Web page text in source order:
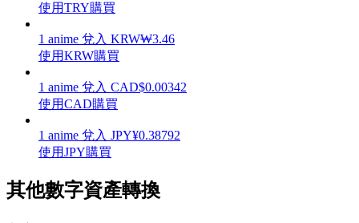
機槍池
一鍵質押鎖定高收益
使用TRY購買
1 anime 兌入 KRW₩3.46
使用KRW購買
1 anime 兌入 CAD$0.00342
使用CAD購買
1 anime 兌入 JPY¥0.38792
使用JPY購買
其他數字資產轉換